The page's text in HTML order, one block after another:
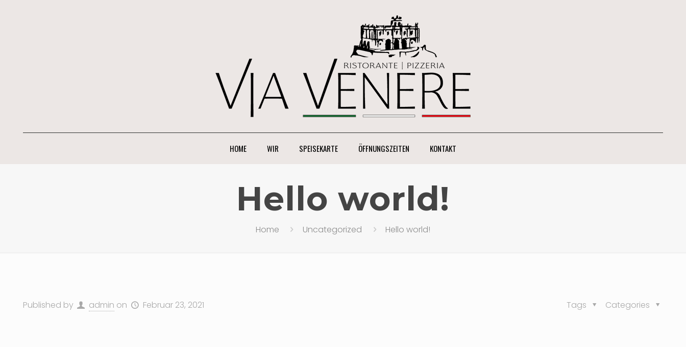
HOME WIR SPEISEKARTE ÖFFNUNGSZEITEN KONTAKT
Hello world!
Home Uncategorized Hello world!
Published by admin on Februar 23, 2021 Categories
Tags